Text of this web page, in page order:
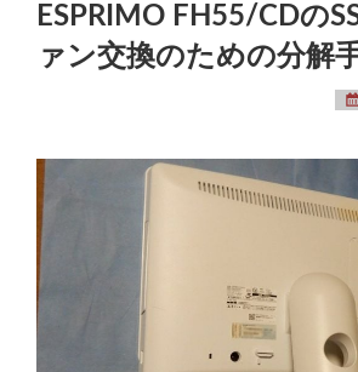
ESPRIMO FH55/CDの
ァン交換のための分解